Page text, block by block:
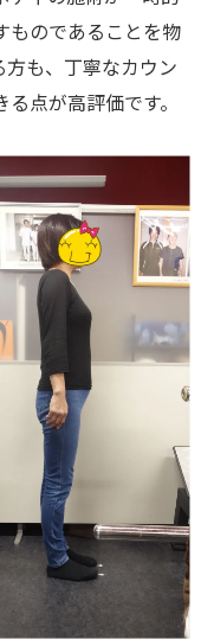
ものであることを物
も、丁寧なカウン
点が高評価です。